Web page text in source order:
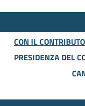
CON IL
PRESIDENZA DEL